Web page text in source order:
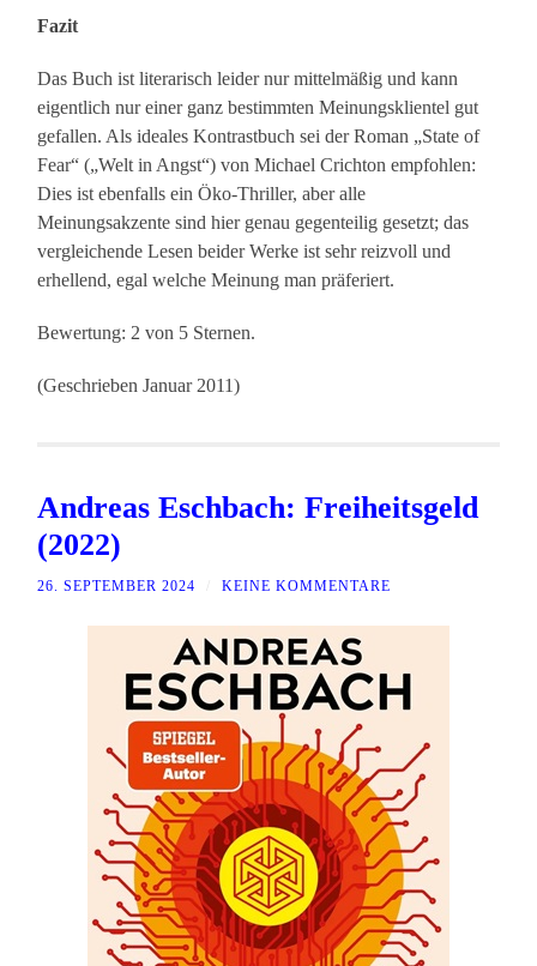
Fazit
Das Buch ist literarisch leider nur mittelmäßig und kann
eigentlich nur einer ganz bestimmten Meinungsklientel gut
gefallen. Als ideales Kontrastbuch sei der Roman „State of
Fear“ („Welt in Angst“) von Michael Crichton empfohlen:
Dies ist ebenfalls ein Öko-Thriller, aber alle
Meinungsakzente sind hier genau gegenteilig gesetzt; das
vergleichende Lesen beider Werke ist sehr reizvoll und
erhellend, egal welche Meinung man präferiert.
Bewertung: 2 von 5 Sternen.
(Geschrieben Januar 2011)
Andreas Eschbach: Freiheitsgeld
(2022)
26. SEPTEMBER 2024 KEINE KOMMENTARE